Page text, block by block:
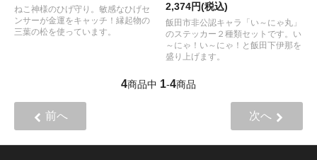
ねこ神様のひげ守り。敏感なひげセ
ンサーが金運をキャッチ！縁起物の
三葉の松を使っています。
2,374円(税込)
飯田市非公認キャラ「い～にゃ丸」
のステッカー２種類セットです。い
～にゃ！い～にゃ！と飯田下伊那を
盛り上げます。
4商品中 1-4商品
前へ 次へ